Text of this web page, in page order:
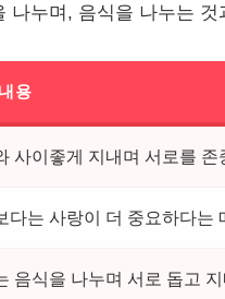
나누며, 음식을 나누는
용
사이좋게 지내며 서로를 존
다는 사랑이 더 중요하다는
음식을 나누며 서로 돕고